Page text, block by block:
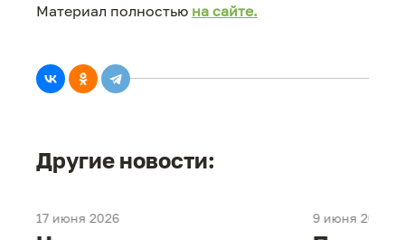
Материал полностью на сайте.
Другие новости:
17 июня 2026 9 июня 2026